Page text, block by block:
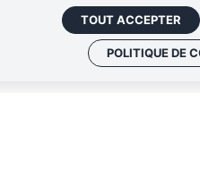
TOUT ACCEPTER
POLITIQUE DE